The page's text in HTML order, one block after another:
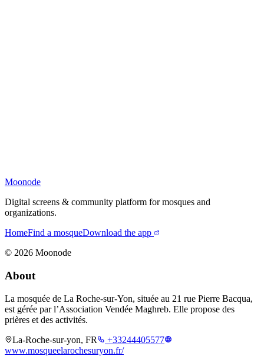
Moonode
Digital screens & community platform for mosques and
organizations.
HomeFind a mosqueDownload the app
© 2026 Moonode
About
La mosquée de La Roche-sur-Yon, située au 21 rue Pierre Bacqua,
est gérée par l’Association Vendée Maghreb. Elle propose des
prières et des activités.
La-Roche-sur-yon, FR
+33244405577
www.mosqueelarochesuryon.fr/